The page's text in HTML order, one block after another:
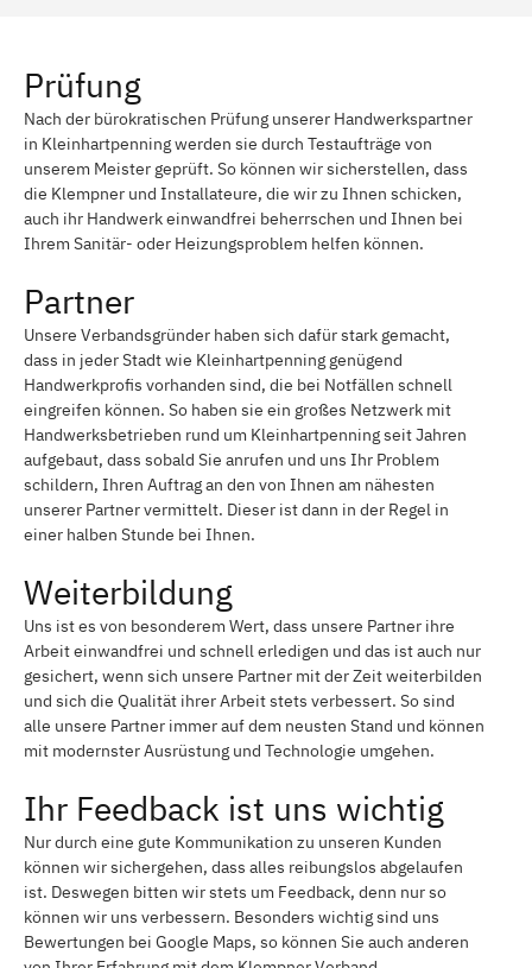
Prüfung
Nach der bürokratischen Prüfung unserer Handwerkspartner
in Kleinhartpenning werden sie durch Testaufträge von
unserem Meister geprüft. So können wir sicherstellen, dass
die Klempner und Installateure, die wir zu Ihnen schicken,
auch ihr Handwerk einwandfrei beherrschen und Ihnen bei
Ihrem Sanitär- oder Heizungsproblem helfen können.
Partner
Unsere Verbandsgründer haben sich dafür stark gemacht,
dass in jeder Stadt wie Kleinhartpenning genügend
Handwerkprofis vorhanden sind, die bei Notfällen schnell
eingreifen können. So haben sie ein großes Netzwerk mit
Handwerksbetrieben rund um Kleinhartpenning seit Jahren
aufgebaut, dass sobald Sie anrufen und uns Ihr Problem
schildern, Ihren Auftrag an den von Ihnen am nähesten
unserer Partner vermittelt. Dieser ist dann in der Regel in
einer halben Stunde bei Ihnen.
Weiterbildung
Uns ist es von besonderem Wert, dass unsere Partner ihre
Arbeit einwandfrei und schnell erledigen und das ist auch nur
gesichert, wenn sich unsere Partner mit der Zeit weiterbilden
und sich die Qualität ihrer Arbeit stets verbessert. So sind
alle unsere Partner immer auf dem neusten Stand und können
mit modernster Ausrüstung und Technologie umgehen.
Ihr Feedback ist uns wichtig
Nur durch eine gute Kommunikation zu unseren Kunden
können wir sichergehen, dass alles reibungslos abgelaufen
ist. Deswegen bitten wir stets um Feedback, denn nur so
können wir uns verbessern. Besonders wichtig sind uns
Bewertungen bei Google Maps, so können Sie auch anderen